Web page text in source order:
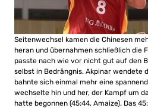
Seitenwechsel kamen die Chinesen
heran und übernahmen schließlich die
passte nach wie vor nicht gut auf den
selbst in Bedrängnis. Akpinar wendete
bahnte sich einmal mehr eine
wechselte hin und her, der Kampf um
hatte begonnen (45:44, Amaize). Das